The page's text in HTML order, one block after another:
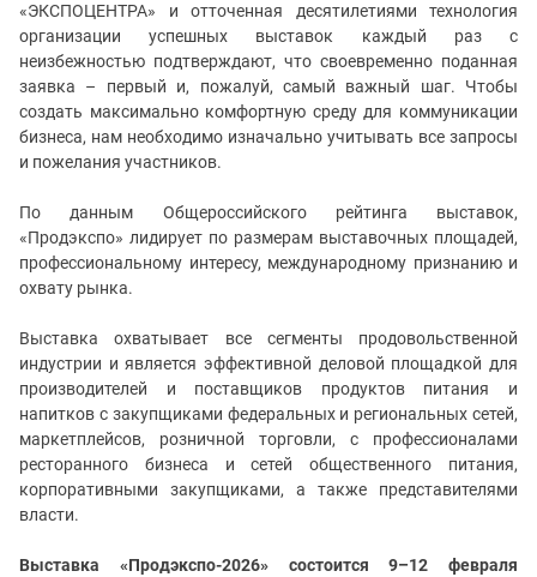
«ЭКСПОЦЕНТРА» и отточенная десятилетиями технология
организации успешных выставок каждый раз с
неизбежностью подтверждают, что своевременно поданная
заявка – первый и, пожалуй, самый важный шаг. Чтобы
создать максимально комфортную среду для коммуникации
бизнеса, нам необходимо изначально учитывать все запросы
и пожелания участников.
По данным Общероссийского рейтинга выставок,
«Продэкспо» лидирует по размерам выставочных площадей,
профессиональному интересу, международному признанию и
охвату рынка.
Выставка охватывает все сегменты продовольственной
индустрии и является эффективной деловой площадкой для
производителей и поставщиков продуктов питания и
напитков с закупщиками федеральных и региональных сетей,
маркетплейсов, розничной торговли, с профессионалами
ресторанного бизнеса и сетей общественного питания,
корпоративными закупщиками, а также представителями
власти.
Выставка «Продэкспо-2026» состоится 9–12 февраля